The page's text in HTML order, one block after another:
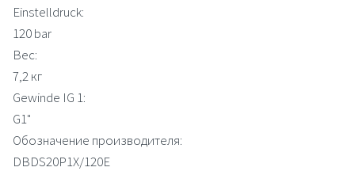
Einstelldruck:
120 bar
Вес:
7,2 кг
Gewinde IG 1:
G1"
Обозначение производителя:
DBDS20P1X/120E